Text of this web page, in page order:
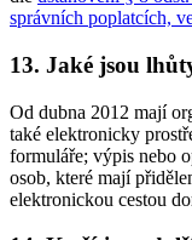
správních poplatcích,
13. Jaké jsou
Od dubna 2012 mají
také elektronicky
formuláře; výpis nebo
osob, které mají
elektronickou cestou